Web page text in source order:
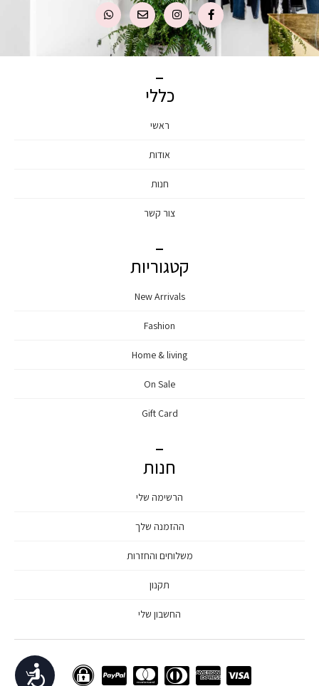
נגישות
כללי
ראשי
אודות
חנות
צור קשר
קטגוריות
New Arrivals
Fashion
Home & living
On Sale
Gift Card
חנות
הרשימה שלי
ההזמנה שלך
משלוחים והחזרות
תקנון
החשבון שלי